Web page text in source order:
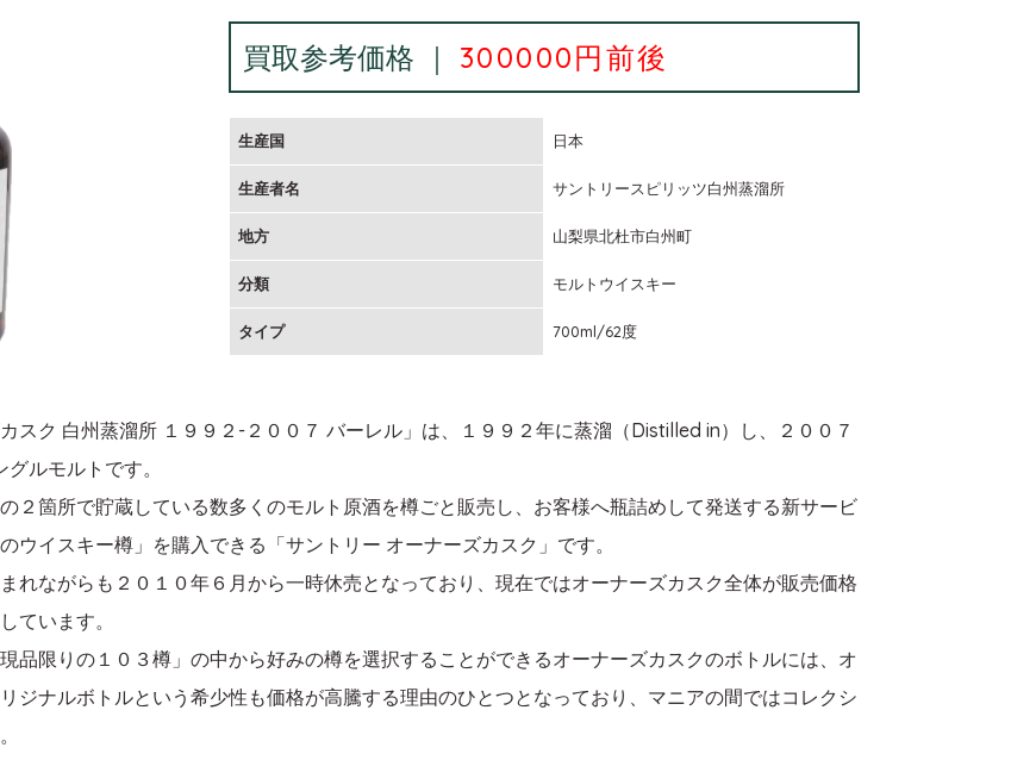
買取参考価格 ｜ 300000円前後
生産国 日本
生産者名 サントリースピリッツ白州蒸溜所
地方 山梨県北杜市白州町
分類 モルトウイスキー
タイプ 700ml/62度
スク 白州蒸溜所 １９９２-２００７ バーレル」は、１９９２年に蒸溜（Distilled in）し、２００７
ルモルトです。
２箇所で貯蔵している数多くのモルト原酒を樽ごと販売し、お客様へ瓶詰めして発送する新サービ
イスキー樽」を購入できる「サントリー オーナーズカスク」です。
れながらも２０１０年６月から一時休売となっており、現在ではオーナーズカスク全体が販売価格
ています。
品限りの１０３樽」の中から好みの樽を選択することができるオーナーズカスクのボトルには、オ
ジナルボトルという希少性も価格が高騰する理由のひとつとなっており、マニアの間ではコレクシ